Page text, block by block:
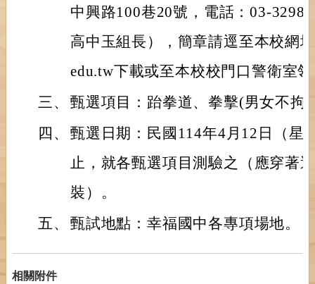
中興路100巷20號，電話：03-
高中玉組長），簡章請逕至本校網
edu.tw下載或至本校校門口警衛室
三、 甄選項目：跆拳道、拳擊(男女不拘
四、 甄選日期：民國114年4月12日（星
止，就各甄選項目測驗之（應穿著
裝）。
五、 甄試地點：幸福國中各專項場地。
相關附件